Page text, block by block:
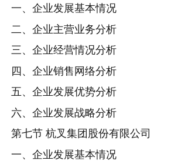
一、企业发展基本情况
二、企业主营业务分析
三、企业经营情况分析
四、企业销售网络分析
五、企业发展优势分析
六、企业发展战略分析
第七节 杭叉集团股份有限公司
一、企业发展基本情况